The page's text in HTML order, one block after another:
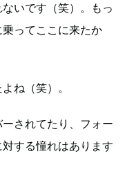
いです（笑）。もっ
ってここに来たか
ね（笑）。
されてたり、フォー
する憧れはあります